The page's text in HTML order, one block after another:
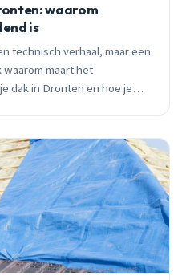
waarom
is
technisch verhaal, maar een
maart het
dak in Dronten en hoe je